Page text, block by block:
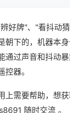
好牌"、"看抖动
朝下的，机器本
通过声音和抖动
器。
上需要帮助，想
随时交流 。